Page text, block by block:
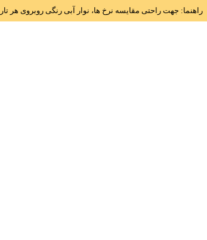
راهنما: جهت راحتی مقایسه نرخ ها، نوار آبی رنگی روبروی هر